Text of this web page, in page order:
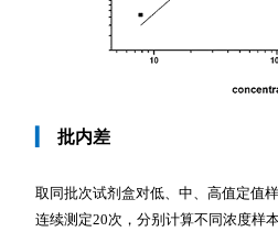
批内差
取同批次试剂盒对低、中、高值定值
连续测定20次，分别计算不同浓度样